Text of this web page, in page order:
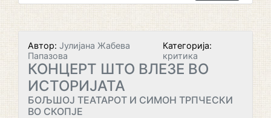
Автор: Јулијана Жабева
Папазова
Категорија:
критика
КОНЦЕРТ ШТО ВЛЕЗЕ ВО
ИСТОРИЈАТА
БОЉШОЈ ТЕАТАРОТ И СИМОН ТРПЧЕСКИ
ВО СКОПЈЕ